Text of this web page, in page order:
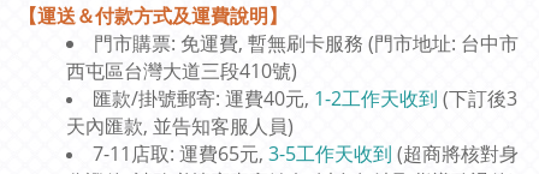
【運送＆付款方式及運費說明】
門市購票: 免運費, 暫無刷卡服務 (門市地址: 台中市
西屯區台灣大道三段410號)
匯款/掛號郵寄: 運費40元, 1-2工作天收到 (下訂後3
天內匯款, 並告知客服人員)
7-11店取: 運費65元, 3-5工作天收到 (超商將核對身